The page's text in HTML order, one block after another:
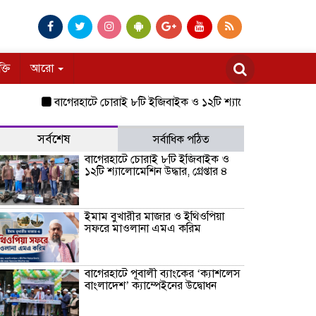
আরো
বাগেরহাটে চোরাই ৮টি ইজিবাইক ও ১২টি শ্যালোমেশিন উদ্ধার, গ্রেপ্তার ৪
সর্বশেষ
সর্বাধিক পঠিত
বাগেরহাটে চোরাই ৮টি ইজিবাইক ও
১২টি শ্যালোমেশিন উদ্ধার, গ্রেপ্তার ৪
ইমাম বুখারীর মাজার ও ইথিওপিয়া
সফরে মাওলানা এমএ করিম
বাগেরহাটে পূবালী ব্যাংকের ‘ক্যাশলেস
বাংলাদেশ’ ক্যাম্পেইনের উদ্বোধন